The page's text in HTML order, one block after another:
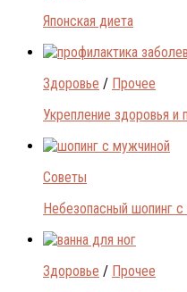
Японская диета
Здоровье / Прочее
Укрепление здоровья и
Советы
Небезопасный шопинг
Здоровье / Прочее